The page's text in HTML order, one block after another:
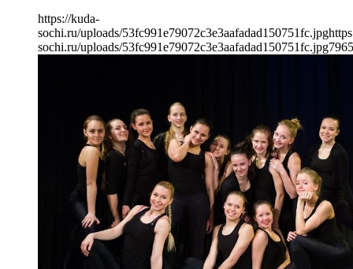
https://kuda-
sochi.ru/uploads/53fc991e79072c3e3aafadad150751fc.jpg
sochi.ru/uploads/53fc991e79072c3e3aafadad150751fc.jpg796